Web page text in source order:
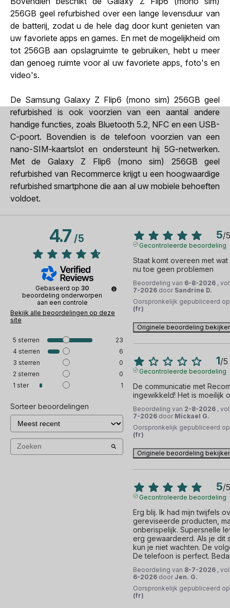
256GB geel refurbished over een lange levensduur van
de batterij, zodat u de hele dag door kunt genieten van
uw favoriete apps en games. En met de mogelijkheid om
tot 256GB aan opslagruimte te gebruiken, hebt u meer
dan genoeg ruimte voor al uw favoriete apps, foto's en
video's.
De Samsung Galaxy Z Flip6 (mono sim) 256GB geel
refurbished is ook voorzien van een aantal andere
handige functies, zoals Bluetooth 5.2, NFC en een USB-
C-poort. Bovendien is de telefoon voorzien van een
nano-SIM-kaartslot en ondersteunt hij 5G-netwerken.
Met de Galaxy Z Flip6 (mono sim) 256GB geel
refurbished van Recommerce krijgt u een hoogwaardige
refurbished smartphone die aan al uw mobiele behoeften
voldoet.
4.7/5
Gebaseerd op 30
beoordeling onderworpen
aan een controle
Bekijk alle beoordelingen op deze
site
5 sterren
23
4 sterren
6
3 sterren
0
2 sterren
0
1 ster 1
Sorteer beoordelingen
5/5
Gecontroleerde beoordeling
Staat komt overeen met
nu toe geen problemen
Beoordeling van 6-8-2026 ,
7-2026 door Sandrine D.
Oorspronkelijk gepubliceerd
(fr)
Originele beoordeling
1/5
Gecontroleerde beoordeling
De communicatie met
ingewikkeld! Het is moeilijk
Beoordeling van 2-8-2026 ,
7-2026 door Mickael G.
Oorspronkelijk gepubliceerd
(fr)
Originele beoordeling
5/5
Gecontroleerde beoordeling
Erg blij. Ik had mijn twijfels
gereviseerde producten,
onberispelijk. Supersnelle
erg gewaardeerd. Als je dit
kun je niet wachten. De
De telefoon is perfect.
Beoordeling van 8-7-2026 ,
6-2026 door Jen. G.
Oorspronkelijk gepubliceerd
(fr)